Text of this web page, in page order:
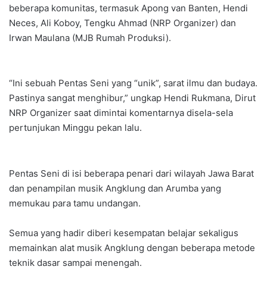
beberapa komunitas, termasuk Apong van Banten, Hendi
Neces, Ali Koboy, Tengku Ahmad (NRP Organizer) dan
Irwan Maulana (MJB Rumah Produksi).
“Ini sebuah Pentas Seni yang “unik”, sarat ilmu dan budaya.
Pastinya sangat menghibur,” ungkap Hendi Rukmana, Dirut
NRP Organizer saat dimintai komentarnya disela-sela
pertunjukan Minggu pekan lalu.
Pentas Seni di isi beberapa penari dari wilayah Jawa Barat
dan penampilan musik Angklung dan Arumba yang
memukau para tamu undangan.
Semua yang hadir diberi kesempatan belajar sekaligus
memainkan alat musik Angklung dengan beberapa metode
teknik dasar sampai menengah.